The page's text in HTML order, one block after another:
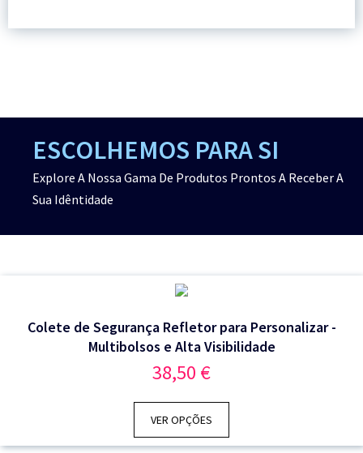
ESCOLHEMOS PARA SI
Explore A Nossa Gama De Produtos Prontos A Receber A
Sua Idêntidade
Colete de Segurança Refletor para Personalizar -
Multibolsos e Alta Visibilidade
38,50 €
VER OPÇÕES